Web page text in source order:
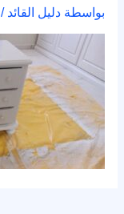
بواسطة دليل القائد/